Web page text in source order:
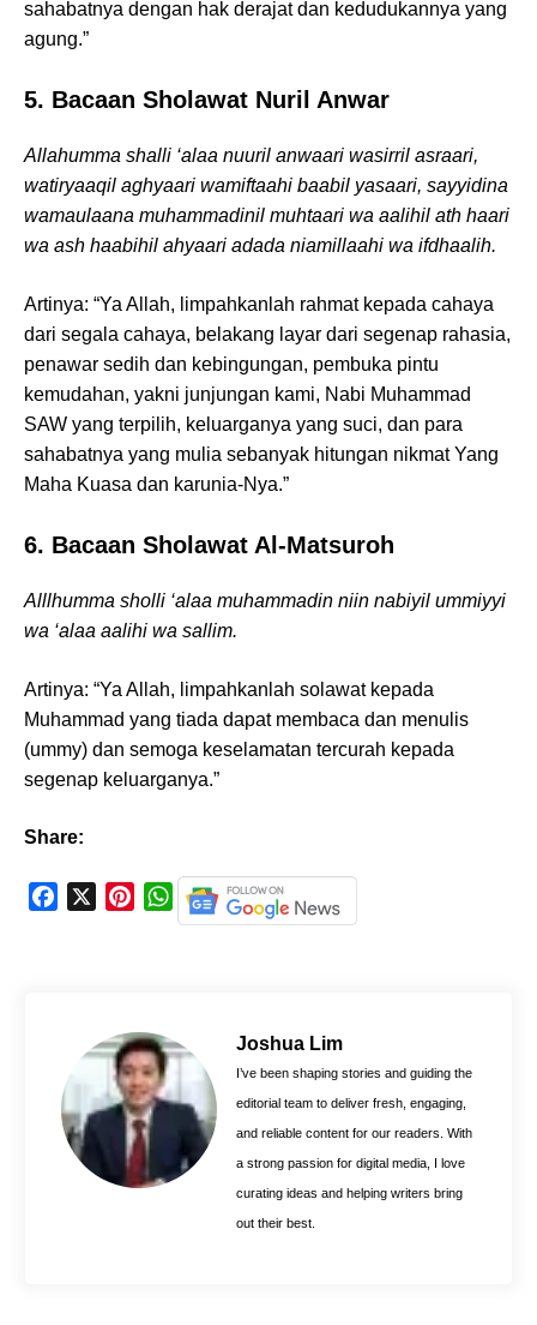
sahabatnya dengan hak derajat dan kedudukannya yang
agung.”
5. Bacaan Sholawat Nuril Anwar
Allahumma shalli ‘alaa nuuril anwaari wasirril asraari,
watiryaaqil aghyaari wamiftaahi baabil yasaari, sayyidina
wamaulaana muhammadinil muhtaari wa aalihil ath haari
wa ash haabihil ahyaari adada niamillaahi wa ifdhaalih.
Artinya: “Ya Allah, limpahkanlah rahmat kepada cahaya
dari segala cahaya, belakang layar dari segenap rahasia,
penawar sedih dan kebingungan, pembuka pintu
kemudahan, yakni junjungan kami, Nabi Muhammad
SAW yang terpilih, keluarganya yang suci, dan para
sahabatnya yang mulia sebanyak hitungan nikmat Yang
Maha Kuasa dan karunia-Nya.”
6. Bacaan Sholawat Al-Matsuroh
Alllhumma sholli ‘alaa muhammadin niin nabiyil ummiyyi
wa ‘alaa aalihi wa sallim.
Artinya: “Ya Allah, limpahkanlah solawat kepada
Muhammad yang tiada dapat membaca dan menulis
(ummy) dan semoga keselamatan tercurah kepada
segenap keluarganya.”
Share:
k
r
e
s
t
W
h
A
p
Joshua Lim
I’ve been shaping stories and guiding the
editorial team to deliver fresh, engaging,
and reliable content for our readers. With
a strong passion for digital media, I love
curating ideas and helping writers bring
out their best.